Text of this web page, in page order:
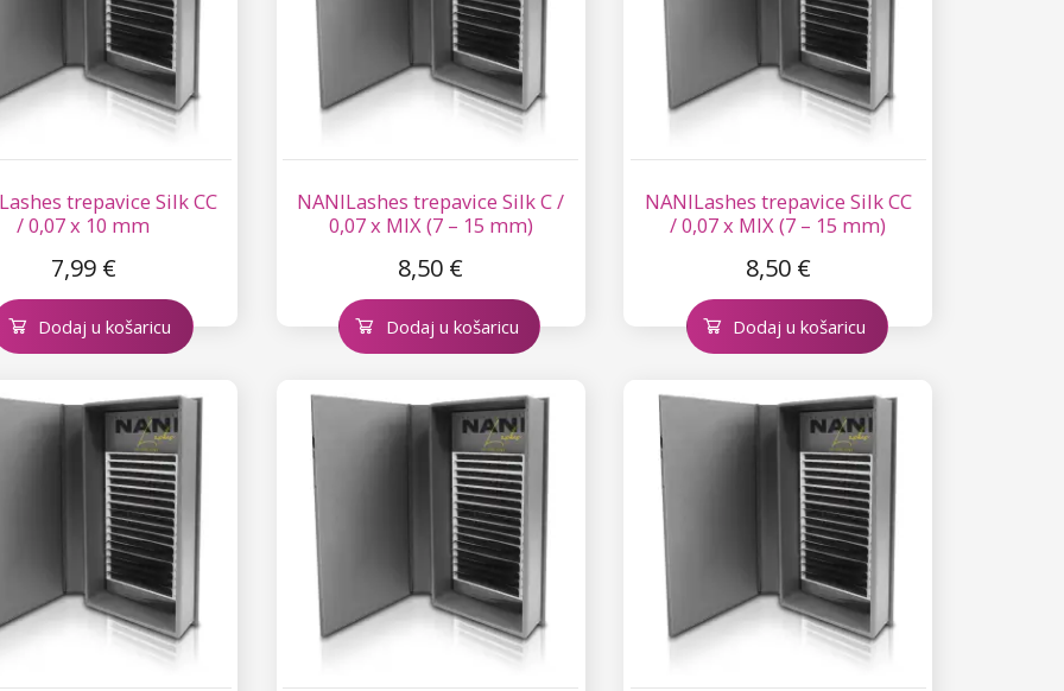
trepavice Silk CC
/ 0,07 x 10 mm
7,99 €
Dodaj u košaricu
NANILashes trepavice Silk C /
0,07 x MIX (7 – 15 mm)
8,50 €
Dodaj u košaricu
NANILashes trepavice Silk CC
/ 0,07 x MIX (7 – 15 mm)
8,50 €
Dodaj u košaricu